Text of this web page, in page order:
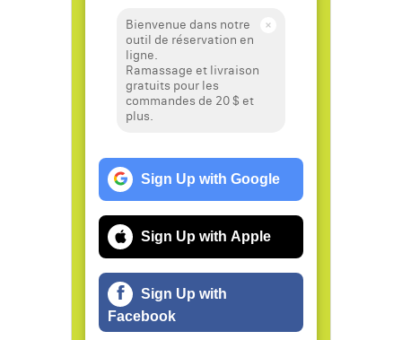
Bienvenue dans notre
outil de réservation en
ligne.
Ramassage et livraison
gratuits pour les
commandes de 20 $ et
plus.
Sign Up with Google
Sign Up with Apple
Sign Up with
Facebook